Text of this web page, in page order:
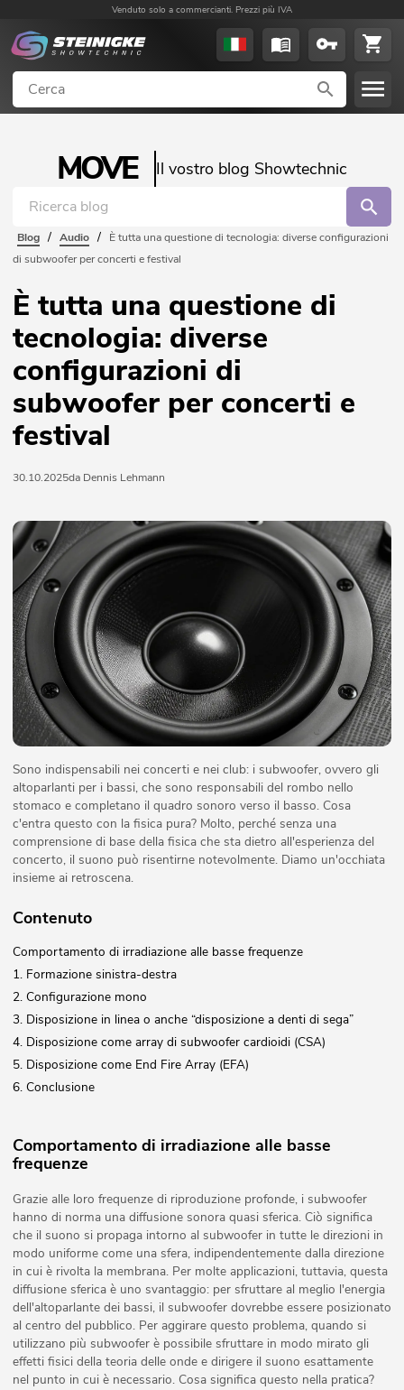
Venduto solo a commercianti. Prezzi più IVA
MOVE Il vostro blog Showtechnic
Blog / Audio /
È tutta una questione di tecnologia: diverse configurazioni
di subwoofer per concerti e festival
È tutta una questione di
tecnologia: diverse
configurazioni di
subwoofer per concerti e
festival
30.10.2025da Dennis Lehmann
Sono indispensabili nei concerti e nei club: i subwoofer, ovvero gli
altoparlanti per i bassi, che sono responsabili del rombo nello
stomaco e completano il quadro sonoro verso il basso. Cosa
c'entra questo con la fisica pura? Molto, perché senza una
comprensione di base della fisica che sta dietro all'esperienza del
concerto, il suono può risentirne notevolmente. Diamo un'occhiata
insieme ai retroscena.
Contenuto
Comportamento di irradiazione alle basse frequenze
1. Formazione sinistra-destra
2. Configurazione mono
3. Disposizione in linea o anche “disposizione a denti di sega”
4. Disposizione come array di subwoofer cardioidi (CSA)
5. Disposizione come End Fire Array (EFA)
6. Conclusione
Comportamento di irradiazione alle basse
frequenze
Grazie alle loro frequenze di riproduzione profonde, i subwoofer
hanno di norma una diffusione sonora quasi sferica. Ciò significa
che il suono si propaga intorno al subwoofer in tutte le direzioni in
modo uniforme come una sfera, indipendentemente dalla direzione
in cui è rivolta la membrana. Per molte applicazioni, tuttavia, questa
diffusione sferica è uno svantaggio: per sfruttare al meglio l'energia
dell'altoparlante dei bassi, il subwoofer dovrebbe essere posizionato
al centro del pubblico. Per aggirare questo problema, quando si
utilizzano più subwoofer è possibile sfruttare in modo mirato gli
effetti fisici della teoria delle onde e dirigere il suono esattamente
nel punto in cui è necessario. Cosa significa questo nella pratica?